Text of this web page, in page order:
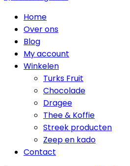
Home
Over ons
Blog
My account
Winkelen
Turks Fruit
Chocolade
Dragee
Thee & Koffie
Streek producten
Zeep en kado
Contact